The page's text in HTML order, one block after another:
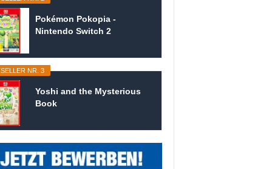
Pokémon Pokopia -
Nintendo Switch 2
NR. 3
Yoshi and the Mysterious
Book